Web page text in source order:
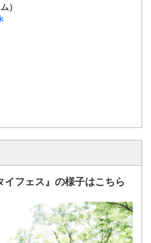
）
イフェス』の様子はこちら